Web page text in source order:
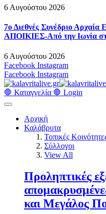
6 Αυγούστου 2026
7ο Διεθνές Συνέδριο
ΑΠΟΙΚΙΕΣ-Από την Ιωνία
6 Αυγούστου 2026
Facebook Instagram
Facebook Instagram
🛑 Καταγγελία 🛑 Login
Αρχική
Καλάβρυτα
Τοπικές
Σύλλογοι
View All
Προληπτικές
και Μεγάλος